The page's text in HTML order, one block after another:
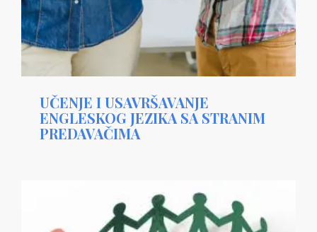
UČENJE I USAVRŠAVANJE
ENGLESKOG JEZIKA SA STRANIM
PREDAVAČIMA